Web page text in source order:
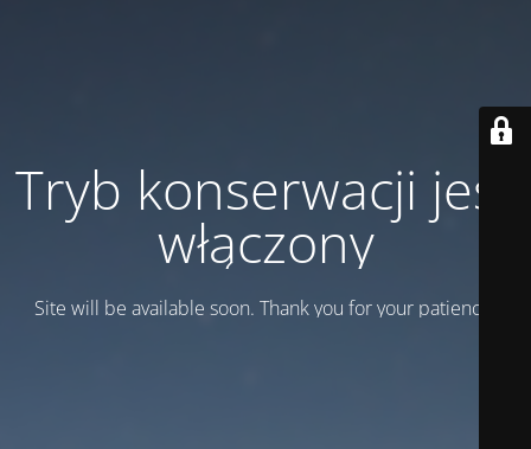
Tryb konserwacji jest
włączony
Site will be available soon. Thank you for your patience!